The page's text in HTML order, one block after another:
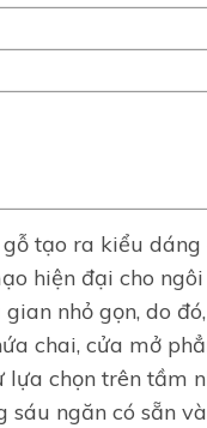
tạo ra kiểu
hiện đại cho
nhỏ gọn, do
chai, cửa mở
chọn trên tầm
ngăn có sẵn